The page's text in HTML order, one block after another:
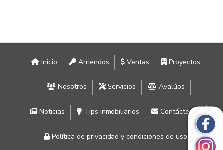
Inicio Arriendos Ventas Proyectos
Nosotros Servicios Avalúos
Noticias Tips inmobiliarios Contáctenos
Política de privacidad y condiciones de uso